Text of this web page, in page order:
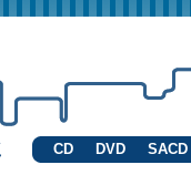
CD DVD SACD